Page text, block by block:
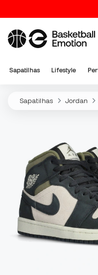
Sapatilhas Lifestyle
Sapatilhas Jordan